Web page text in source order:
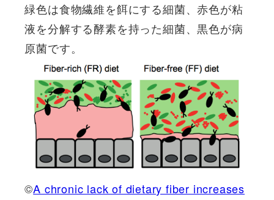
緑色は食物繊維を餌にする細菌、赤色が粘
液を分解する酵素を持った細菌、黒色が病
原菌です。
©A chronic lack of dietary fiber increases